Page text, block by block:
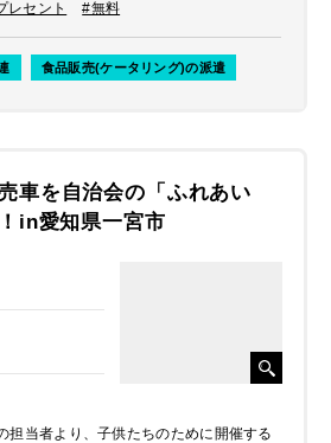
レセント #無料
食品販売(ケータリング)の派遣
車を自治会の「ふれあい
in愛知県一宮市
当者より、子供たちのために開催する